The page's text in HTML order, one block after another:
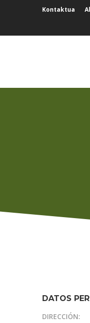
Kontaktua
DATOS
DIRECCIÓN: